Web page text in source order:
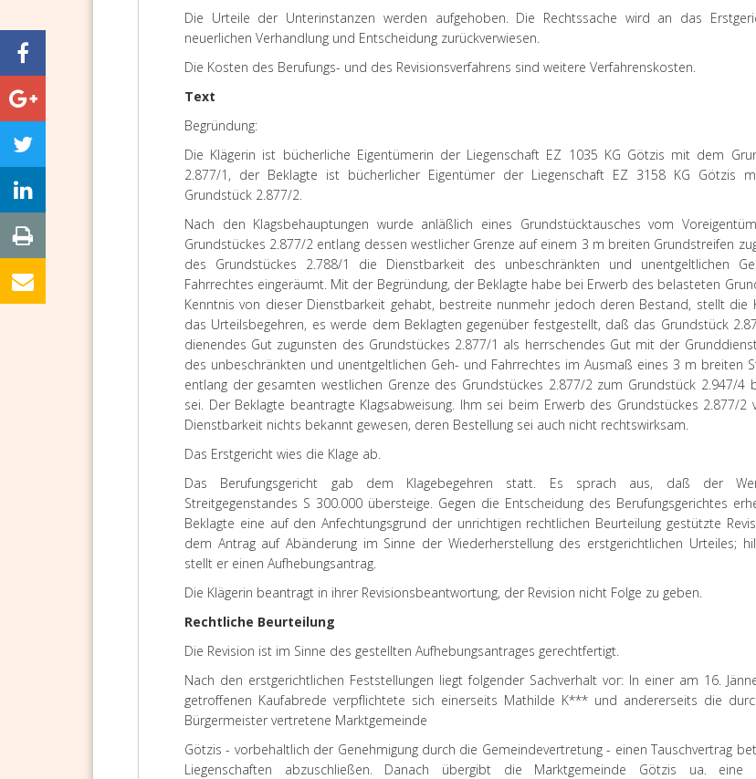
Die Urteile der Unterinstanzen werden aufgehoben. Die Rechtssache wird an das
neuerlichen Verhandlung und Entscheidung zurückverwiesen.
Die Kosten des Berufungs- und des Revisionsverfahrens sind weitere Verfahrenskosten.
Text
Begründung:
Die Klägerin ist bücherliche Eigentümerin der Liegenschaft EZ 1035 KG Götzis mit dem
2.877/1, der Beklagte ist bücherlicher Eigentümer der Liegenschaft EZ 3158 KG Götzis
Grundstück 2.877/2.
Nach den Klagsbehauptungen wurde anläßlich eines Grundstücktausches vom
Grundstückes 2.877/2 entlang dessen westlicher Grenze auf einem 3 m breiten Grundstreifen
des Grundstückes 2.788/1 die Dienstbarkeit des unbeschränkten und unentgeltlichen
Fahrrechtes eingeräumt. Mit der Begründung, der Beklagte habe bei Erwerb des belasteten
Kenntnis von dieser Dienstbarkeit gehabt, bestreite nunmehr jedoch deren Bestand, stellt die
das Urteilsbegehren, es werde dem Beklagten gegenüber festgestellt, daß das Grundstück
dienendes Gut zugunsten des Grundstückes 2.877/1 als herrschendes Gut mit der
des unbeschränkten und unentgeltlichen Geh- und Fahrrechtes im Ausmaß eines 3 m breiten
entlang der gesamten westlichen Grenze des Grundstückes 2.877/2 zum Grundstück 2.947/4
sei. Der Beklagte beantragte Klagsabweisung. Ihm sei beim Erwerb des Grundstückes 2.877/2
Dienstbarkeit nichts bekannt gewesen, deren Bestellung sei auch nicht rechtswirksam.
Das Erstgericht wies die Klage ab.
Das Berufungsgericht gab dem Klagebegehren statt. Es sprach aus, daß der
Streitgegenstandes S 300.000 übersteige. Gegen die Entscheidung des Berufungsgerichtes
Beklagte eine auf den Anfechtungsgrund der unrichtigen rechtlichen Beurteilung gestützte
dem Antrag auf Abänderung im Sinne der Wiederherstellung des erstgerichtlichen Urteiles;
stellt er einen Aufhebungsantrag.
Die Klägerin beantragt in ihrer Revisionsbeantwortung, der Revision nicht Folge zu geben.
Rechtliche Beurteilung
Die Revision ist im Sinne des gestellten Aufhebungsantrages gerechtfertigt.
Nach den erstgerichtlichen Feststellungen liegt folgender Sachverhalt vor: In einer am 16.
getroffenen Kaufabrede verpflichtete sich einerseits Mathilde K*** und andererseits die
Bürgermeister vertretene Marktgemeinde
Götzis - vorbehaltlich der Genehmigung durch die Gemeindevertretung - einen Tauschvertrag
Liegenschaften abzuschließen. Danach übergibt die Marktgemeinde Götzis ua.